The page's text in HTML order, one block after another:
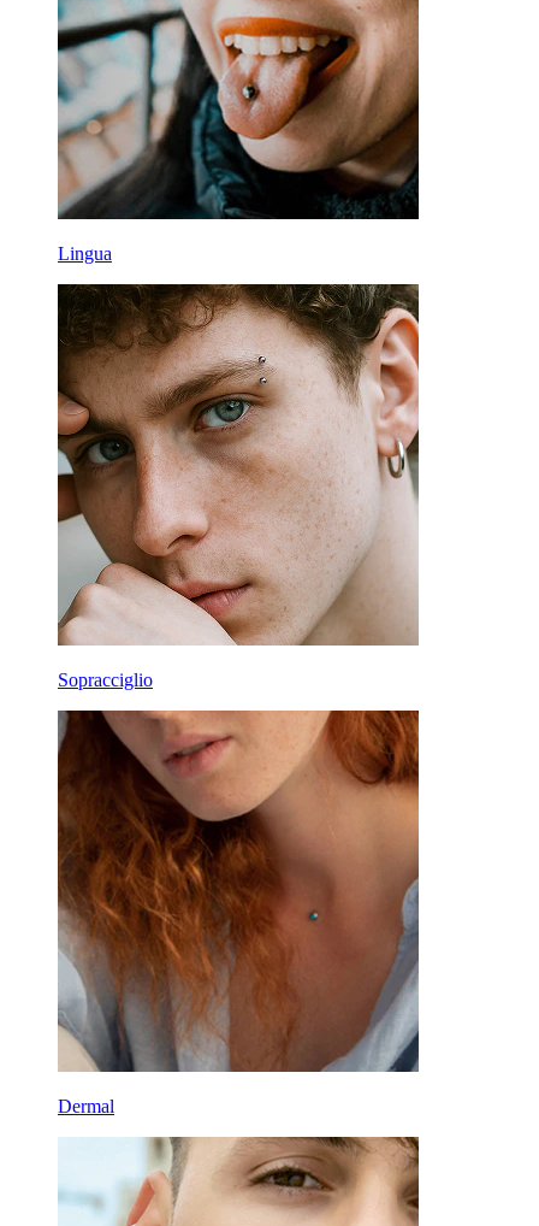
Lingua
Sopracciglio
Dermal